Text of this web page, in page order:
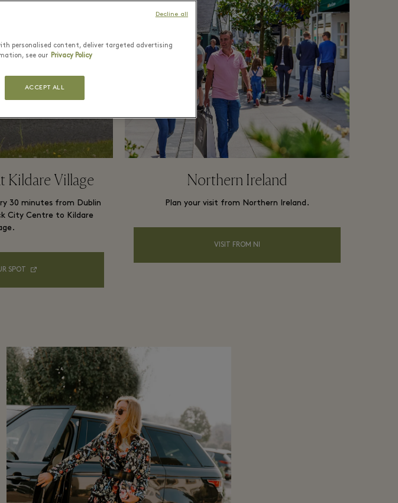
Kildare Village
30 minutes from Dublin
City Centre to Kildare
SPOT
Northern Ireland
Plan your visit from Northern Ireland.
VISIT FROM NI
personalised content, deliver targeted advertising
see our Privacy Policy
ACCEPT ALL
Decline all